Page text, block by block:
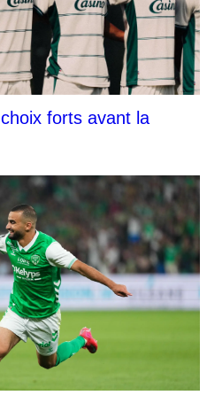
forts avant la